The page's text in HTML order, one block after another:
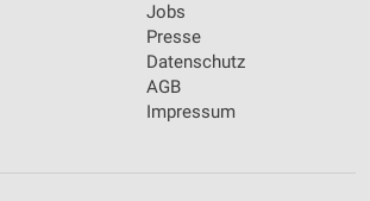
Jobs
Presse
Datenschutz
AGB
Impressum